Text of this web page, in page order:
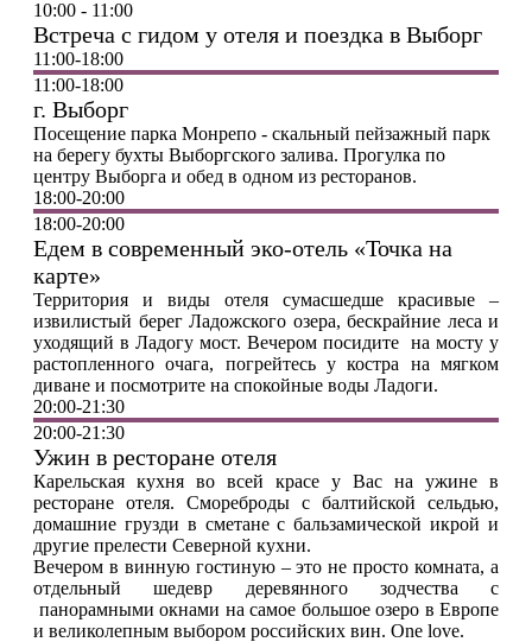
10:00 - 11:00
Встреча с гидом у отеля и поездка в Выборг
11:00-18:00
11:00-18:00
г. Выборг
Посещение парка Монрепо - скальный пейзажный парк
на берегу бухты Выборгского залива. Прогулка по
центру Выборга и обед в одном из ресторанов.
18:00-20:00
18:00-20:00
Едем в современный эко-отель «Точка на
карте»
Территория и виды отеля сумасшедше красивые –
извилистый берег Ладожского озера, бескрайние леса и
уходящий в Ладогу мост. Вечером посидите на мосту у
растопленного очага, погрейтесь у костра на мягком
диване и посмотрите на спокойные воды Ладоги.
20:00-21:30
20:00-21:30
Ужин в ресторане отеля
Карельская кухня во всей красе у Вас на ужине в
ресторане отеля. Смореброды с балтийской сельдью,
домашние грузди в сметане с бальзамической икрой и
другие прелести Северной кухни.
Вечером в винную гостиную – это не просто комната, а
отдельный шедевр деревянного зодчества с
панорамными окнами на самое большое озеро в Европе
и великолепным выбором российских вин. One love.